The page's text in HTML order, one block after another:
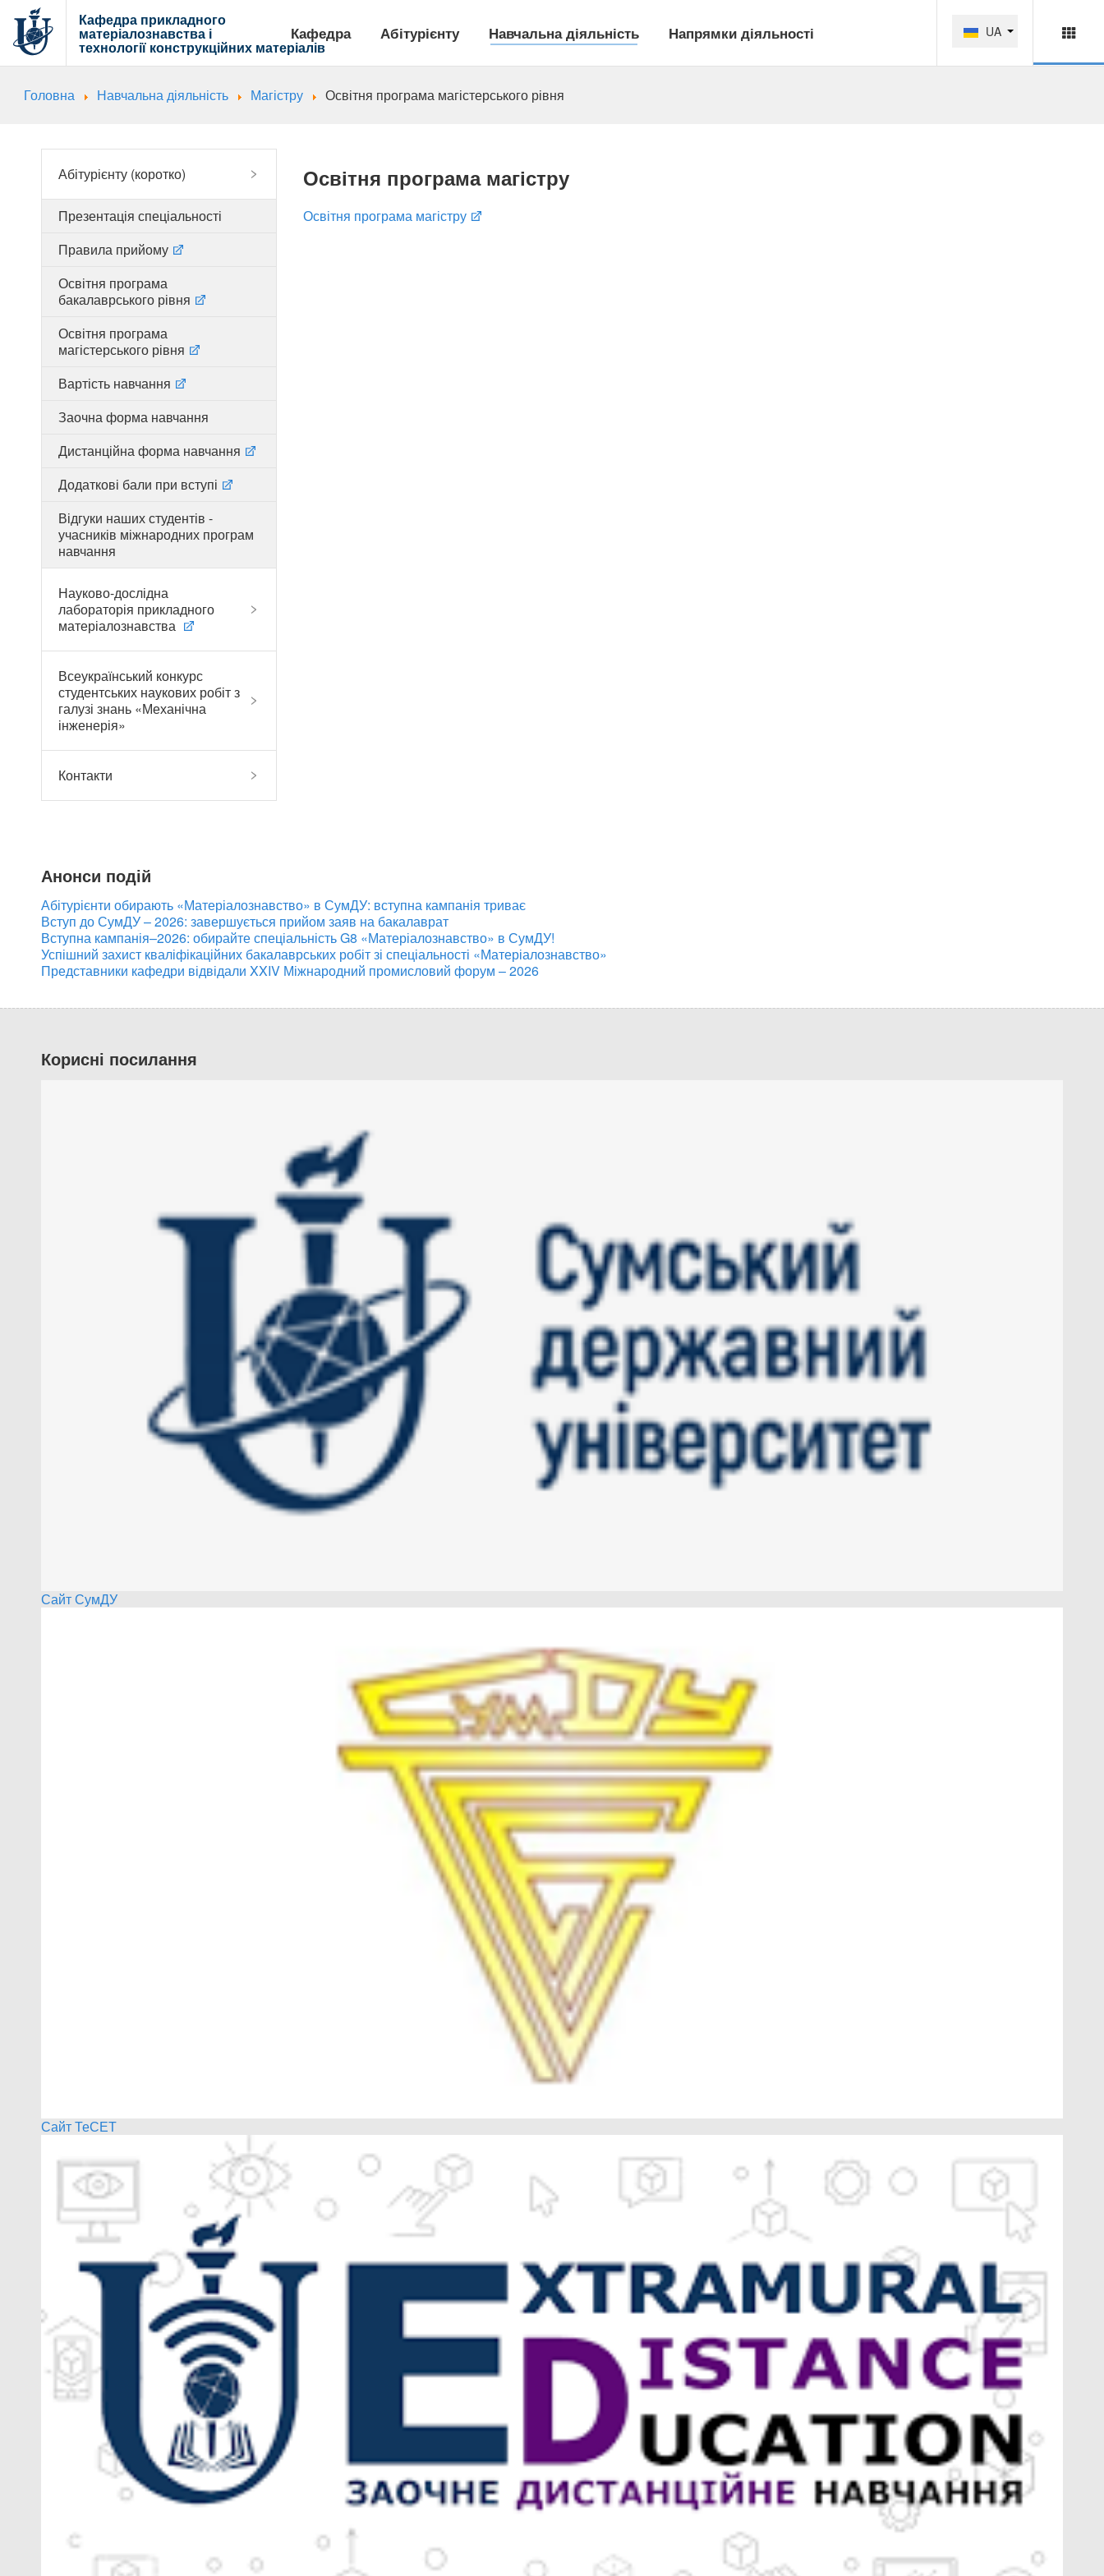
Кафедра прикладного
матеріалознавства і
технології конструкційних матеріалів
Кафедра Абітурієнту Навчальна діяльність Напрямки діяльності UA
Головна Навчальна діяльність Магістру Освітня програма магістерського рівня
Абітурієнту (коротко)
Презентація спеціальності
Правила прийому
Освітня програма
бакалаврського рівня
Освітня програма
магістерського рівня
Вартість навчання
Заочна форма навчання
Дистанційна форма навчання
Додаткові бали при вступі
Відгуки наших студентів -
учасників міжнародних програм
навчання
Науково-дослідна
лабораторія прикладного
матеріалознавства
Всеукраїнський конкурс
студентських наукових робіт з
галузі знань «Механічна
інженерія»
Контакти
Освітня програма магістру
Освітня програма магістру
Анонси подій
Абітурієнти обирають «Матеріалознавство» в СумДУ: вступна кампанія триває
Вступ до СумДУ – 2026: завершується прийом заяв на бакалаврат
Вступна кампанія–2026: обирайте спеціальність G8 «Матеріалознавство» в СумДУ!
Успішний захист кваліфікаційних бакалаврських робіт зі спеціальності «Матеріалознавство»
Представники кафедри відвідали XXIV Міжнародний промисловий форум – 2026
Корисні посилання
Сайт СумДУ
Сайт ТеСЕТ